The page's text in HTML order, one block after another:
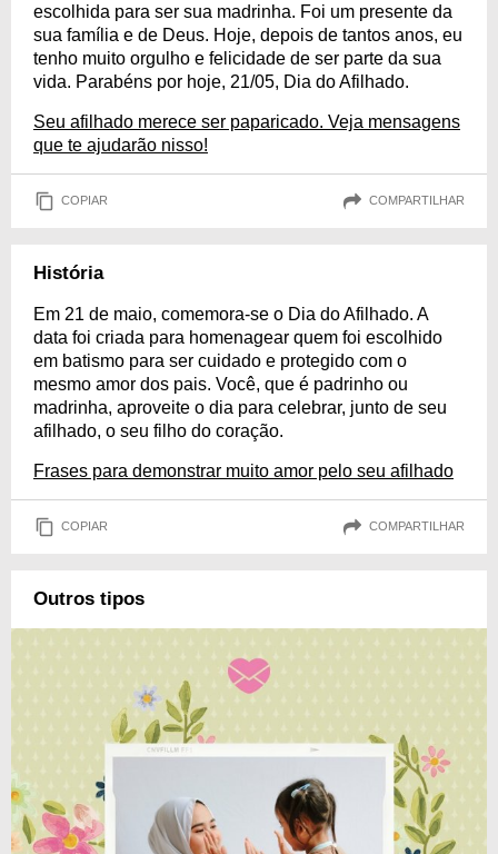
escolhida para ser sua madrinha. Foi um presente da
sua família e de Deus. Hoje, depois de tantos anos, eu
tenho muito orgulho e felicidade de ser parte da sua
vida. Parabéns por hoje, 21/05, Dia do Afilhado.
Seu afilhado merece ser paparicado. Veja mensagens
que te ajudarão nisso!
COPIAR COMPARTILHAR
História
Em 21 de maio, comemora-se o Dia do Afilhado. A
data foi criada para homenagear quem foi escolhido
em batismo para ser cuidado e protegido com o
mesmo amor dos pais. Você, que é padrinho ou
madrinha, aproveite o dia para celebrar, junto de seu
afilhado, o seu filho do coração.
Frases para demonstrar muito amor pelo seu afilhado
COPIAR COMPARTILHAR
Outros tipos